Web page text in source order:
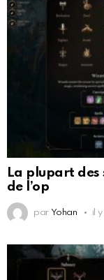
La plupart des
de l’op
par Yohan il